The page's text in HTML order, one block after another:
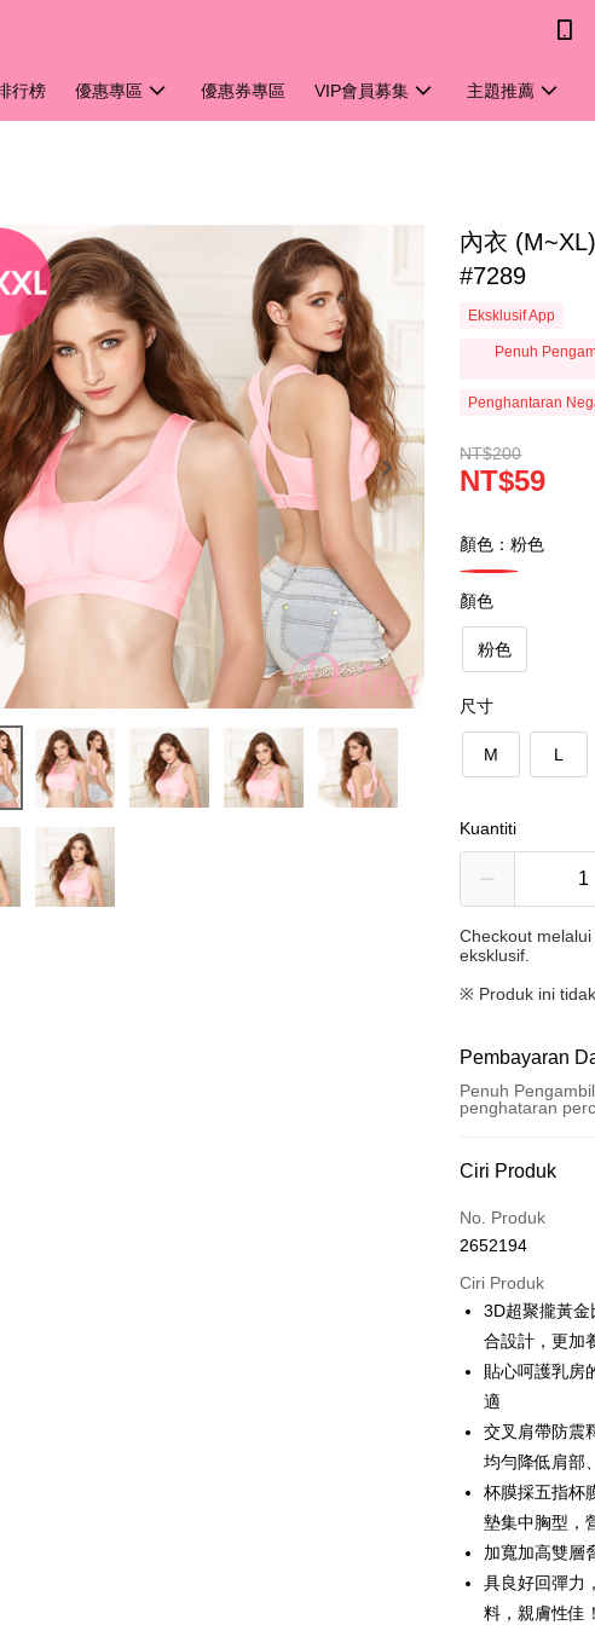
行榜 優惠專區 優惠券專區 VIP會員募集 主題推薦
內衣
#7289
Eksklusif App
Penuh
Penghantaran
NT$200
NT$59
顏色：粉色
顏色
粉色
尺寸
M L
Kuantiti
Checkout
eksklusif.
※ Produk ini
Pembayaran
Penuh
penghataran
Kaedah
Kad Kredit
Pengambilan di
LINE Pay
Apple Pay
Easy Wallet
OP Pay Later
Deskripsi
[Terma
Perkhidmatan ini
AFTEE
Deskripsi
Ciri Produk
No. Produk
2652194
Ciri Produk
3D超聚攏黃
合設計，更加
貼心呵護乳房
適
交叉肩帶防震
均勻降低肩部
杯膜採五指杯
墊集中胸型，
加寬加高雙層
具良好回彈力
料，親膚性佳